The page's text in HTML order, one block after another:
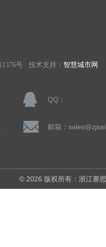
号 技术支持： 智慧城市网
QQ：
邮箱：
© 2026 版权所有：浙江赛